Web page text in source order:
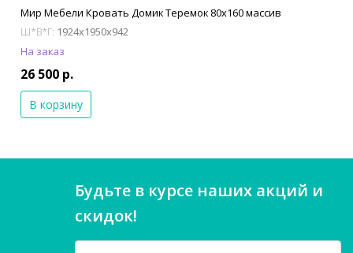
Мир Мебели Кровать Домик Теремок 80х160 массив
Ш*В*Г: 1924x1950x942
На заказ
26 500 р.
В корзину
Будьте в курсе наших акций и
скидок!